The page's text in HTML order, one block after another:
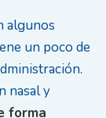
algunos
un poco de
nasal y
forma